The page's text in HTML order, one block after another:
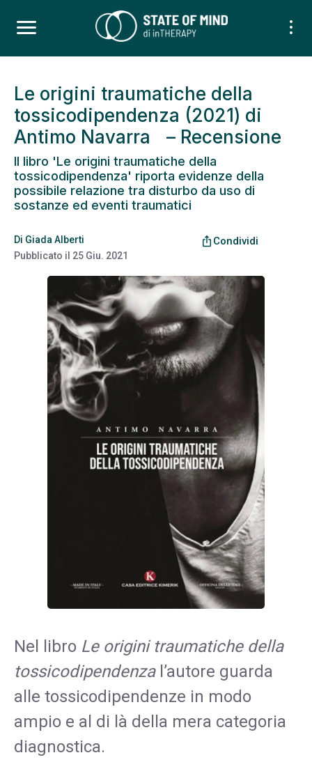
Le origini traumatiche della
tossicodipendenza (2021) di
Antimo Navarra – Recensione
Il libro 'Le origini traumatiche della
tossicodipendenza' riporta evidenze della
possibile relazione tra disturbo da uso di
sostanze ed eventi traumatici
Di Giada Alberti
Pubblicato il 25 Giu. 2021
ios_share Condividi
Nel libro Le origini traumatiche della
tossicodipendenzal’autore guarda
alle tossicodipendenze in modo
ampio e al di là della mera categoria
diagnostica.